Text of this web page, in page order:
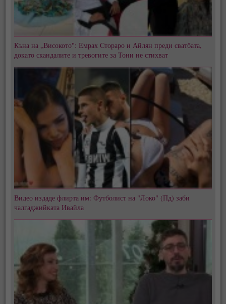
Къна на „Високото": Емрах Стораро и Айлян преди сватбата,
докато скандалите и тревогите за Тони не стихват
Видео издаде флирта им: Футболист на "Локо" (Пд) заби
чалгаджийката Ивайла